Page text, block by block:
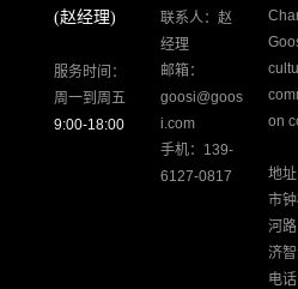
(赵经理)
服务时间：
周一到周五
9:00-18:00
联系人：赵
经理
邮箱：
goosi@goos
i.com
手机：139-
6127-0817
on
地
市
河
济
电